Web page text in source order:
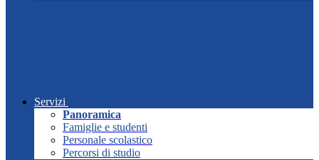
Servizi
Panoramica
Famiglie e studenti
Personale scolastico
Percorsi di studio